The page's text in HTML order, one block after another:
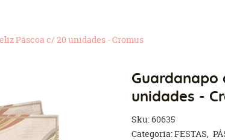
Páscoa c/ 20 unidades - Cromus
Guardanapo
unidades -
Sku:60635
Categoria:FESTAS